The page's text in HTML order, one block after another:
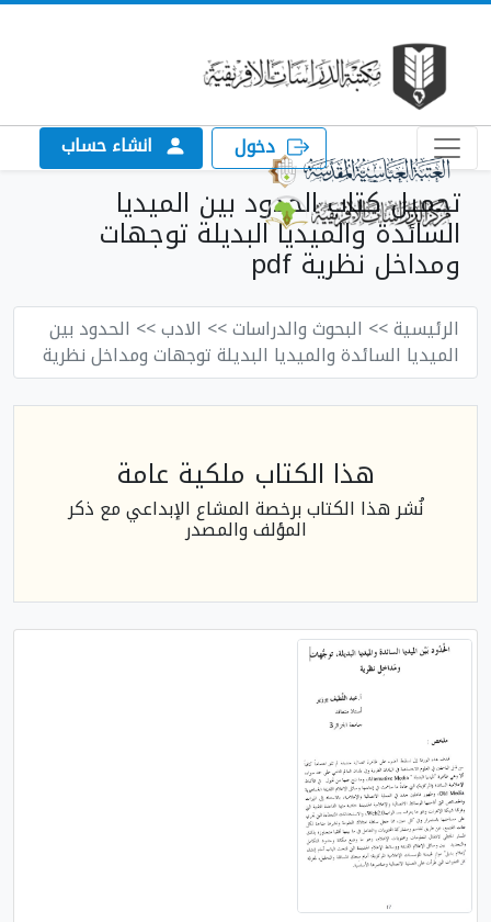
دخول انشاء حساب
تحميل كتاب الحدود بين الميديا
السائدة والميديا البديلة توجهات
ومداخل نظرية pdf
الرئيسية>> البحوث والدراسات>> الادب>> الحدود بين
الميديا السائدة والميديا البديلة توجهات ومداخل نظرية
هذا الكتاب ملكية عامة
نُشر هذا الكتاب برخصة المشاع الإبداعي مع ذكر
المؤلف والمصدر